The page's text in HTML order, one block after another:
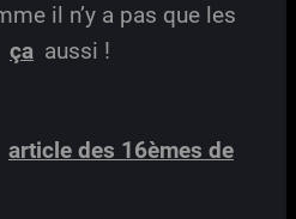
il n’y a pas que les
ça aussi !
article des 16èmes de